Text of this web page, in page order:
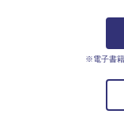
※電子書